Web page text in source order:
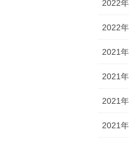
2022
2022
2021
2021
2021
2021